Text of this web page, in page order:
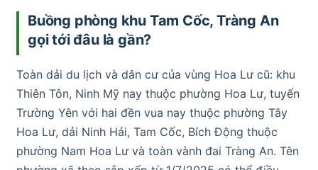
Buồng phòng khu Tam Cốc, Tràng An
gọi tới đâu là gần?
Toàn dải du lịch và dân cư của vùng Hoa Lư cũ: khu
Thiên Tôn, Ninh Mỹ nay thuộc phường Hoa Lư, tuyến
Trường Yên với hai đền vua nay thuộc phường Tây
Hoa Lư, dải Ninh Hải, Tam Cốc, Bích Động thuộc
phường Nam Hoa Lư và toàn vành đai Tràng An. Tên